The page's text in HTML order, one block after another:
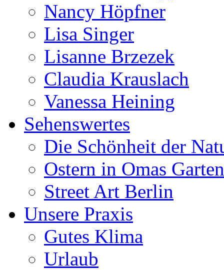
Nancy Höpfner
Lisa Singer
Lisanne Brzezek
Claudia Krauslach
Vanessa Heining
Sehenswertes
Die Schönheit der
Ostern in Omas Garten
Street Art Berlin
Unsere Praxis
Gutes Klima
Urlaub